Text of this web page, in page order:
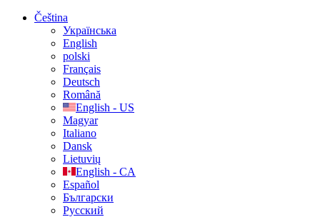
Čeština
Українська
English
polski
Français
Deutsch
Română
English - US
Magyar
Italiano
Dansk
Lietuvių
English - CA
Español
Български
Русский